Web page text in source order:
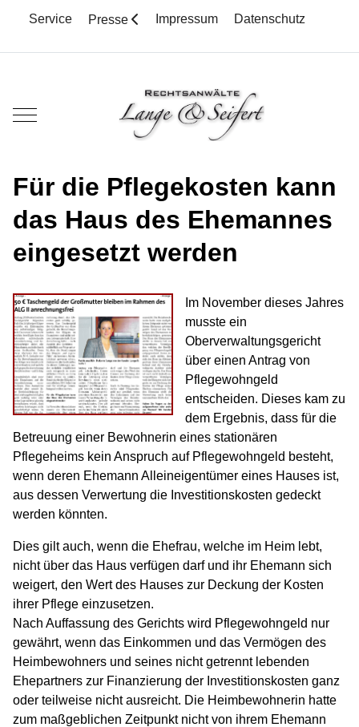
Service Presse Impressum Datenschutz
Mobile Menu Toggle
Für die Pflegekosten kann
das Haus des Ehemannes
eingesetzt werden
Im November dieses Jahres
musste ein
Oberverwaltungsgericht
über einen Antrag von
Pflegewohngeld
entscheiden. Dieses kam zu
dem Ergebnis, dass für die
Betreuung einer Bewohnerin eines stationären
Pflegeheims kein Anspruch auf Pflegewohngeld besteht,
wenn deren Ehemann Alleineigentümer eines Hauses ist,
aus dessen Verwertung die Investitionskosten gedeckt
werden könnten.
Dies gilt auch, wenn die Ehefrau, welche im Heim lebt,
nicht über das Haus verfügen darf und ihr Ehemann sich
weigert, den Wert des Hauses zur Deckung der Kosten
ihrer Pflege einzusetzen.
Nach Auffassung des Gerichts wird Pflegewohngeld nur
gewährt, wenn das Einkommen und das Vermögen des
Heimbewohners und seines nicht getrennt lebenden
Ehepartners zur Finanzierung der Investitionskosten ganz
oder teilweise nicht ausreicht. Die Heimbewohnerin hatte
zum maßgeblichen Zeitpunkt nicht von ihrem Ehemann